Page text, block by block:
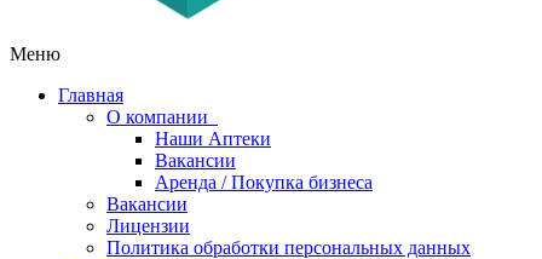
Меню
Главная
О компании
Наши Аптеки
Вакансии
Аренда / Покупка бизнеса
Вакансии
Лицензии
Политика обработки персональных данных